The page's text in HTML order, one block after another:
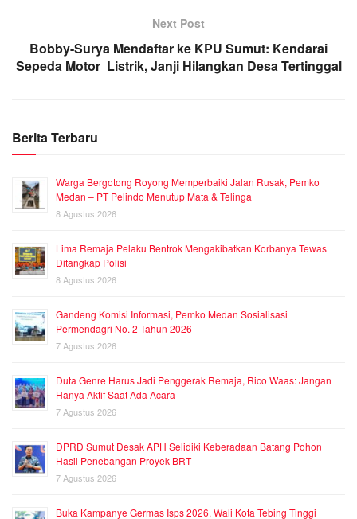
Next Post
Bobby-Surya Mendaftar ke KPU Sumut: Kendarai
Sepeda Motor Listrik, Janji Hilangkan Desa Tertinggal
Berita Terbaru
Warga Bergotong Royong Memperbaiki Jalan Rusak, Pemko
Medan – PT Pelindo Menutup Mata & Telinga
8 Agustus 2026
Lima Remaja Pelaku Bentrok Mengakibatkan Korbanya Tewas
Ditangkap Polisi
8 Agustus 2026
Gandeng Komisi Informasi, Pemko Medan Sosialisasi
Permendagri No. 2 Tahun 2026
7 Agustus 2026
Duta Genre Harus Jadi Penggerak Remaja, Rico Waas: Jangan
Hanya Aktif Saat Ada Acara
7 Agustus 2026
DPRD Sumut Desak APH Selidiki Keberadaan Batang Pohon
Hasil Penebangan Proyek BRT
7 Agustus 2026
Buka Kampanye Germas Isps 2026, Wali Kota Tebing Tinggi